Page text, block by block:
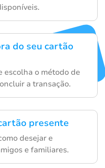
do seu cartão
escolha o método de
a transação.
presente
desejar e
e familiares.